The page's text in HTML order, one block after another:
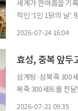
세계가 한여름을 기
적인 ‘1인 1닭의 날
2026-07-24 16:04
효성, 중복 앞두
삼계탕·삼복죽 300세트 전달 효성이 국가유공자들을 위해 서울
복죽 300세트를 전달했다고 21일 밝혔다. 이
2026-07-21 09:35